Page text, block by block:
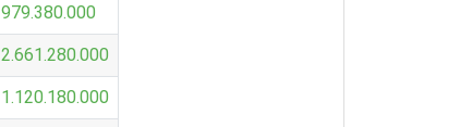
979.380.000
2.661.280.000
1.120.180.000